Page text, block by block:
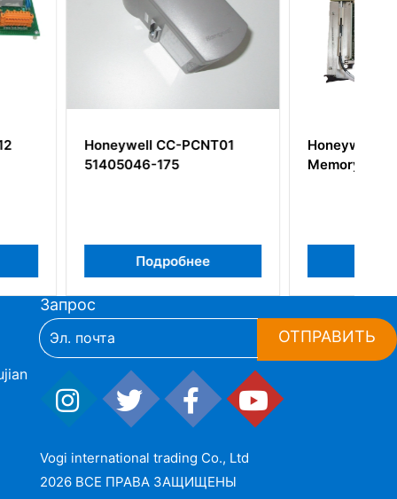
CC-PCNT01
Honeywell 51402083-100
Memory Processor Module
Запрос
ОТПРАВИТЬ
Vogi international trading Co., Ltd
2026 ВСЕ ПРАВА ЗАЩИЩЕНЫ